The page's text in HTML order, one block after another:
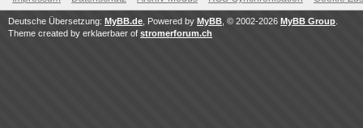
Deutsche Übersetzung: MyBB.de , Powered by MyBB , © 2002-2026 MyBB Group
Theme created by erklaerbaer of stromerforum.ch